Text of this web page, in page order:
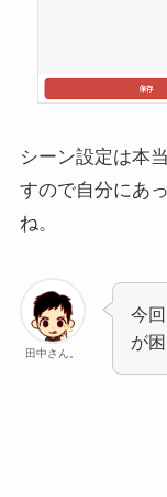
シーン設定は本
すので自分にあ
ね。
田中さん。
今
が